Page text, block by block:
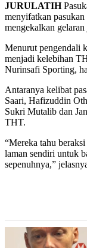
JURULATIH
menyifatkan
mengekalkan
Menurut pengendali
menjadi kelebihan
Nurinsafi Sporting,
Antaranya kelibat
Saari, Hafizuddin
Sukri Mutalib dan
THT.
“Mereka tahu
laman sendiri untuk
sepenuhnya,”